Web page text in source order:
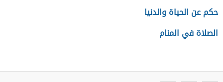
حكم عن الحياة والدنيا
الصلاة في المنام